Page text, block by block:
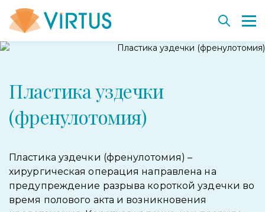
Пластическая хирургия
Эстетическая медицина
Коррекция веса
До и после
Направления
Диагностика и процедуры
Ключевые направления
Технологии и оборудование
Команда VIRTUS
История института
До и после
Вакансии
Virtus Education
Дерматохирургия. Пройти обучение
Проект «Лечим вместе»
Сотрудничество
Наши партнеры
Клеточное омоложение и терапия
Клеточные препараты SmartCell
Консультанты SmartCell
Банк биологического страхования
Пластика уздечки
(френулотомия)
Пластика уздечки (френулотомия) –
хирургическая операция направлена на
предупреждение разрыва короткой уздечки во
время полового акта и возникновения